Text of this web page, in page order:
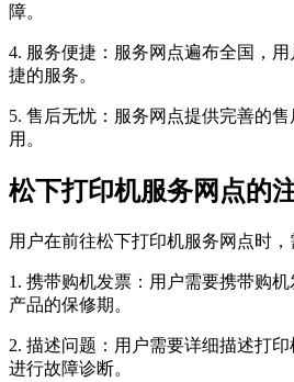
障。
4. 服务便捷：服务网点遍布全国，
捷的服务。
5. 售后无忧：服务网点提供完善的
用。
松下打印机服务网点的
用户在前往松下打印机服务网点时，
1. 携带购机发票：用户需要携带购
产品的保修期。
2. 描述问题：用户需要详细描述打
进行故障诊断。